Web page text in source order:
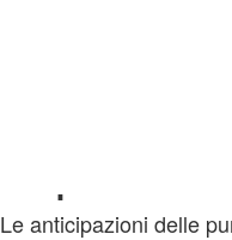
Una Vita
Le anticipazioni delle